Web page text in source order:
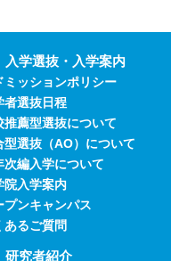
入学選抜・入学案内
ミッションポリシー
者選抜日程
推薦型選抜について
型選抜（AO）について
次編入学について
院入学案内
プンキャンパス
あるご質問
研究者紹介